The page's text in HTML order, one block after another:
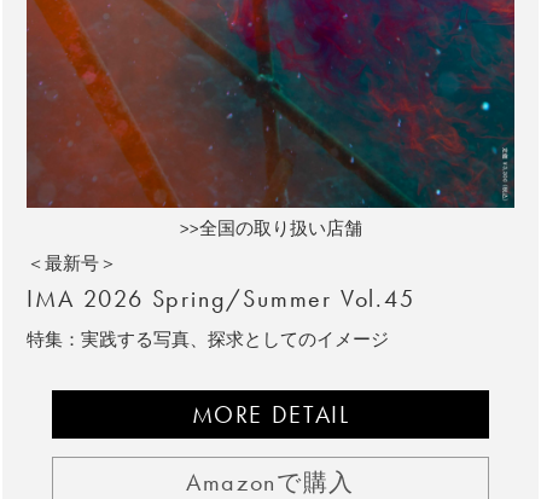
>>全国の取り扱い店舗
＜最新号＞
IMA 2026 Spring/Summer Vol.45
特集：実践する写真、探求としてのイメージ
MORE DETAIL
Amazonで購入